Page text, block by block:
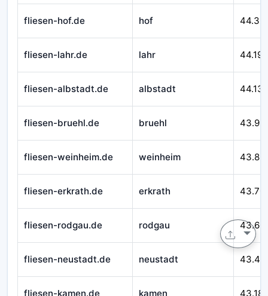
fliesen-hof.de hof
fliesen-lahr.de lahr 44.195
fliesen-albstadt.de albstadt 44.135
fliesen-bruehl.de bruehl
fliesen-weinheim.de weinheim
fliesen-erkrath.de erkrath
fliesen-rodgau.de rodgau
fliesen-neustadt.de neustadt
fliesen-kamen.de kamen 43.189